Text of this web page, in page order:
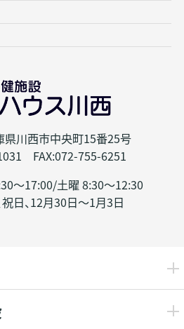
川西市中央町15番25号
FAX:072-755-6251
～17:00/土曜 8:30～12:30
日、12月30日～1月3日